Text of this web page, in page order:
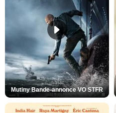
Mutiny Bande-annonce VO STFR